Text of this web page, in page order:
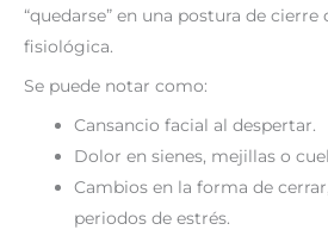
“quedarse” en una postura de cierre
fisiológica.
Se puede notar como:
Cansancio facial al despertar.
Dolor en sienes, mejillas o
Cambios en la forma de
periodos de estrés.